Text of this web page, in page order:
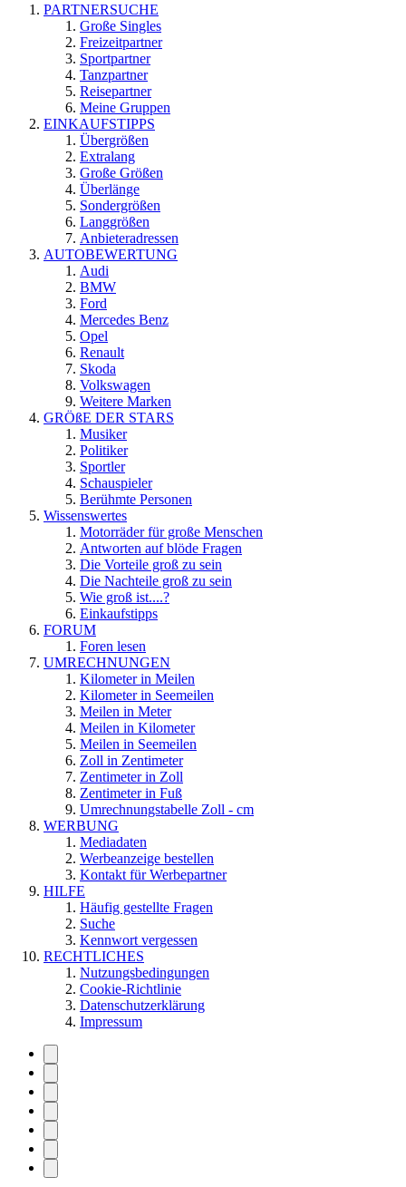
PARTNERSUCHE
Große Singles
Freizeitpartner
Sportpartner
Tanzpartner
Reisepartner
Meine Gruppen
EINKAUFSTIPPS
Übergrößen
Extralang
Große Größen
Überlänge
Sondergrößen
Langgrößen
Anbieteradressen
AUTOBEWERTUNG
Audi
BMW
Ford
Mercedes Benz
Opel
Renault
Skoda
Volkswagen
Weitere Marken
GRÖßE DER STARS
Musiker
Politiker
Sportler
Schauspieler
Berühmte Personen
Wissenswertes
Motorräder für große Menschen
Antworten auf blöde Fragen
Die Vorteile groß zu sein
Die Nachteile groß zu sein
Wie groß ist....?
Einkaufstipps
FORUM
Foren lesen
UMRECHNUNGEN
Kilometer in Meilen
Kilometer in Seemeilen
Meilen in Meter
Meilen in Kilometer
Meilen in Seemeilen
Zoll in Zentimeter
Zentimeter in Zoll
Zentimeter in Fuß
Umrechnungstabelle Zoll - cm
WERBUNG
Mediadaten
Werbeanzeige bestellen
Kontakt für Werbepartner
HILFE
Häufig gestellte Fragen
Suche
Kennwort vergessen
RECHTLICHES
Nutzungsbedingungen
Cookie-Richtlinie
Datenschutzerklärung
Impressum